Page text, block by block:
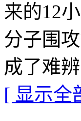
来的12
分子围
成了难
[ 显示全